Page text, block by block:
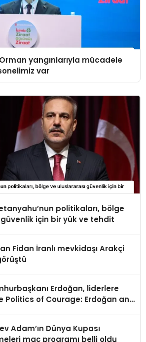
yangınlarıyla mücadele
var
politikaları, bölge
için bir yük ve tehdit
Fidan İranlı mevkidaşı Arakçi
Erdoğan, liderlere
Politics of Courage: Erdoğan and
Adam’ın Dünya Kupası
maç programı belli oldu